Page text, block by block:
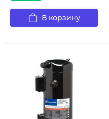
В корзину